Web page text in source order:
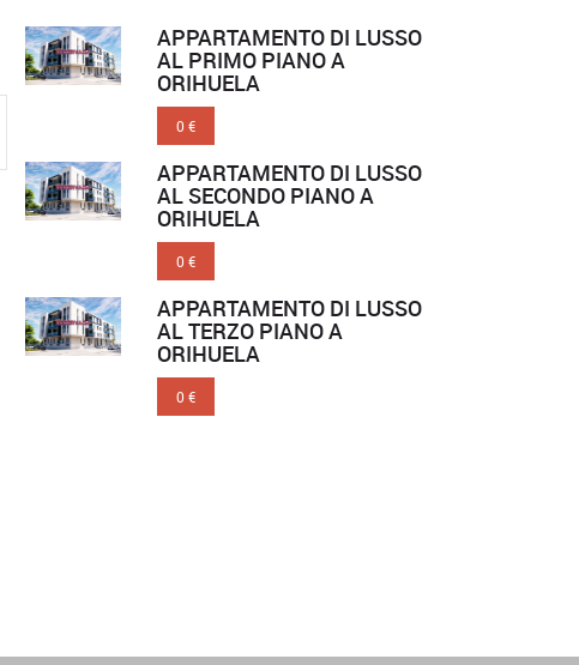
APPARTAMENTO DI LUSSO
AL PRIMO PIANO A
ORIHUELA
0 €
APPARTAMENTO DI LUSSO
AL SECONDO PIANO A
ORIHUELA
0 €
APPARTAMENTO DI LUSSO
AL TERZO PIANO A
ORIHUELA
0 €